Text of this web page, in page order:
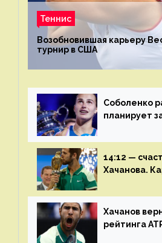
Теннис
Возобновившая карьеру
турнир в США
Соболенко
планирует
14:12 —
Хачанова.
Хачанов
рейтинга